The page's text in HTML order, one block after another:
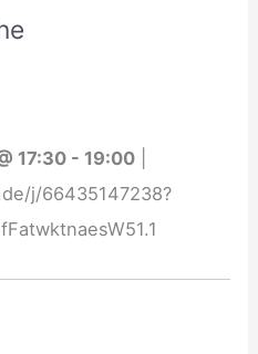
17:30 - 19:00
j/66435147238?